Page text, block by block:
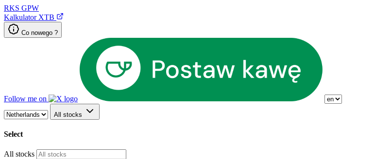
RKS GPW
Kalkulator XTB
Co nowego ?
Follow me on
All stocks
Select
All stocks